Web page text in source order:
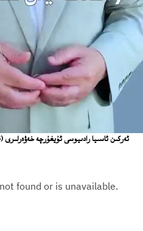
ئەركىن ئاسىيا رادىيوسى ئۇيغۇرچە خەۋەرلىرى (2026-يىل 22-ماي)